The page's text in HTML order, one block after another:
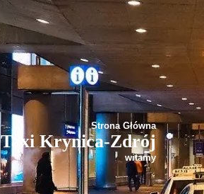
Strona Główna
Taxi Krynica-Zdrój
witamy